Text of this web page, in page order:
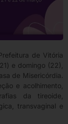
de Vitória
e domingo (22),
de Misericórdia.
e acolhimento,
da tireoide,
transvaginal e